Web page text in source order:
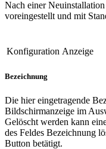
Nach einer
voreingestellt und mit
Konfiguration Anzeige
Bezeichnung
Die hier eingetragende
Bildschirmanzeige im
Gelöscht werden kann
des Feldes Bezeichnung
Button betätigt.